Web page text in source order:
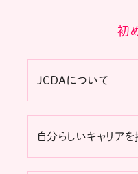
初
JCDAについて
自分らしいキャリアを